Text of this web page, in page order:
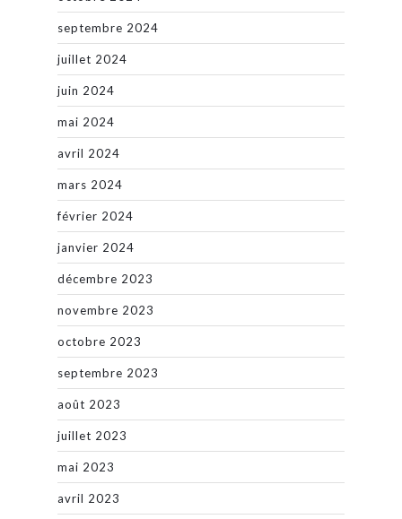
septembre 2024
juillet 2024
juin 2024
mai 2024
avril 2024
mars 2024
février 2024
janvier 2024
décembre 2023
novembre 2023
octobre 2023
septembre 2023
août 2023
juillet 2023
mai 2023
avril 2023